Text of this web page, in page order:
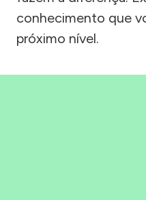
conhecimento que
próximo nível.